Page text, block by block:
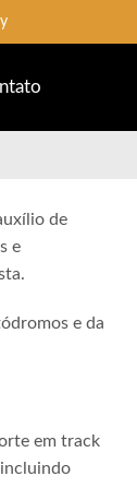
de
e
e da
em track